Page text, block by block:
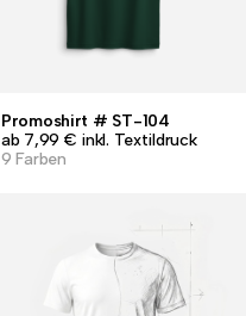
Promoshirt # ST-104
ab 7,99 € inkl. Textildruck
9 Farben